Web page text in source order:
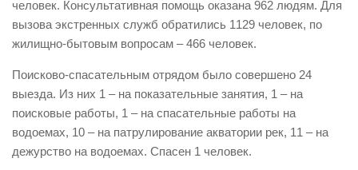
Документы
История
Виды деятельности
Обслуживание опасных производственных объектов
УГЗ рекомендует
человек. Консультативная помощь оказана 962 людям. Для
вызова экстренных служб обратились 1129 человек, по
жилищно-бытовым вопросам – 466 человек.
Поисково-спасательным отрядом было совершено 24
выезда. Из них 1 – на показательные занятия, 1 – на
поисковые работы, 1 – на спасательные работы на
водоемах, 10 – на патрулирование акватории рек, 11 – на
дежурство на водоемах. Спасен 1 человек.